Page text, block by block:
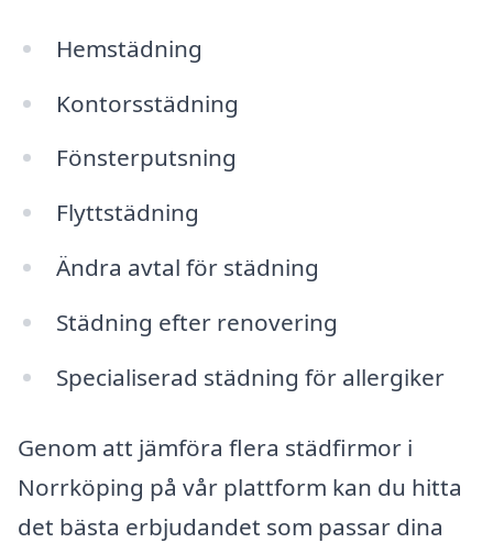
Hemstädning
Kontorsstädning
Fönsterputsning
Flyttstädning
Ändra avtal för städning
Städning efter renovering
Specialiserad städning för allergiker
Genom att jämföra flera städfirmor i
Norrköping på vår plattform kan du hitta
det bästa erbjudandet som passar dina